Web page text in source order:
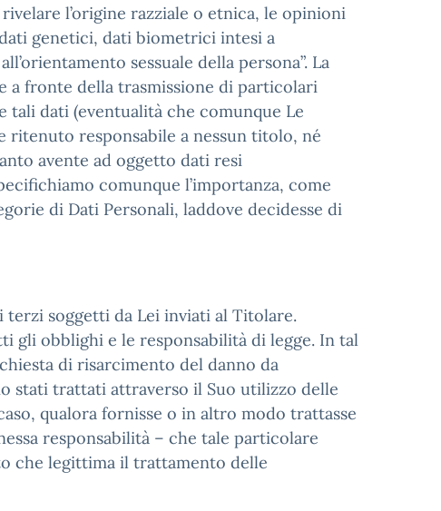
l’origine razziale o etnica, le opinioni
genetici, dati biometrici intesi a
sessuale della persona”. La
a fronte della trasmissione di particolari
tali dati (eventualità che comunque Le
ritenuto responsabile a nessun titolo, né
avente ad oggetto dati resi
comunque l’importanza, come
di Dati Personali, laddove decidesse di
soggetti da Lei inviati al Titolare.
gli obblighi e le responsabilità di legge. In tal
di risarcimento del danno da
stati trattati attraverso il Suo utilizzo delle
qualora fornisse o in altro modo trattasse
responsabilità – che tale particolare
che legittima il trattamento delle